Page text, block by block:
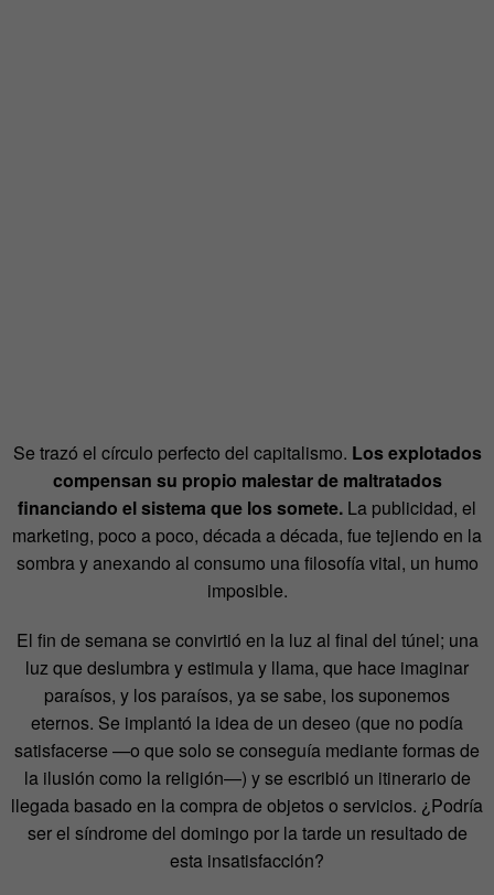
Se trazó el círculo perfecto del capitalismo. Los explotados
compensan su propio malestar de maltratados
financiando el sistema que los somete. La publicidad, el
marketing, poco a poco, década a década, fue tejiendo en la
sombra y anexando al consumo una filosofía vital, un humo
imposible.
El fin de semana se convirtió en la luz al final del túnel; una
luz que deslumbra y estimula y llama, que hace imaginar
paraísos, y los paraísos, ya se sabe, los suponemos
eternos. Se implantó la idea de un deseo (que no podía
satisfacerse —o que solo se conseguía mediante formas de
la ilusión como la religión—) y se escribió un itinerario de
llegada basado en la compra de objetos o servicios. ¿Podría
ser el síndrome del domingo por la tarde un resultado de
esta insatisfacción?